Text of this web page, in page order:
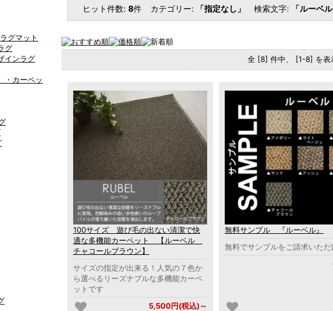
グマット
グ
インラグ
・カーペッ
ヒット件数: 8件 カテゴリー: 「指定なし」 検索文字: 「ルーベル
全 [8] 件中、 [1-8] を表
100サイズ 遊び毛の出ない清潔で快
適な多機能カーペット 【ルーベル
チャコールブラウン】
サイズの指定が出来る！人気の７色か
ら選べるリーズナブルな多機能カーペ
ットです
5,500円(税込)～
無料サンプル 『ルーベル』
無料でサンプルをご請求いただ